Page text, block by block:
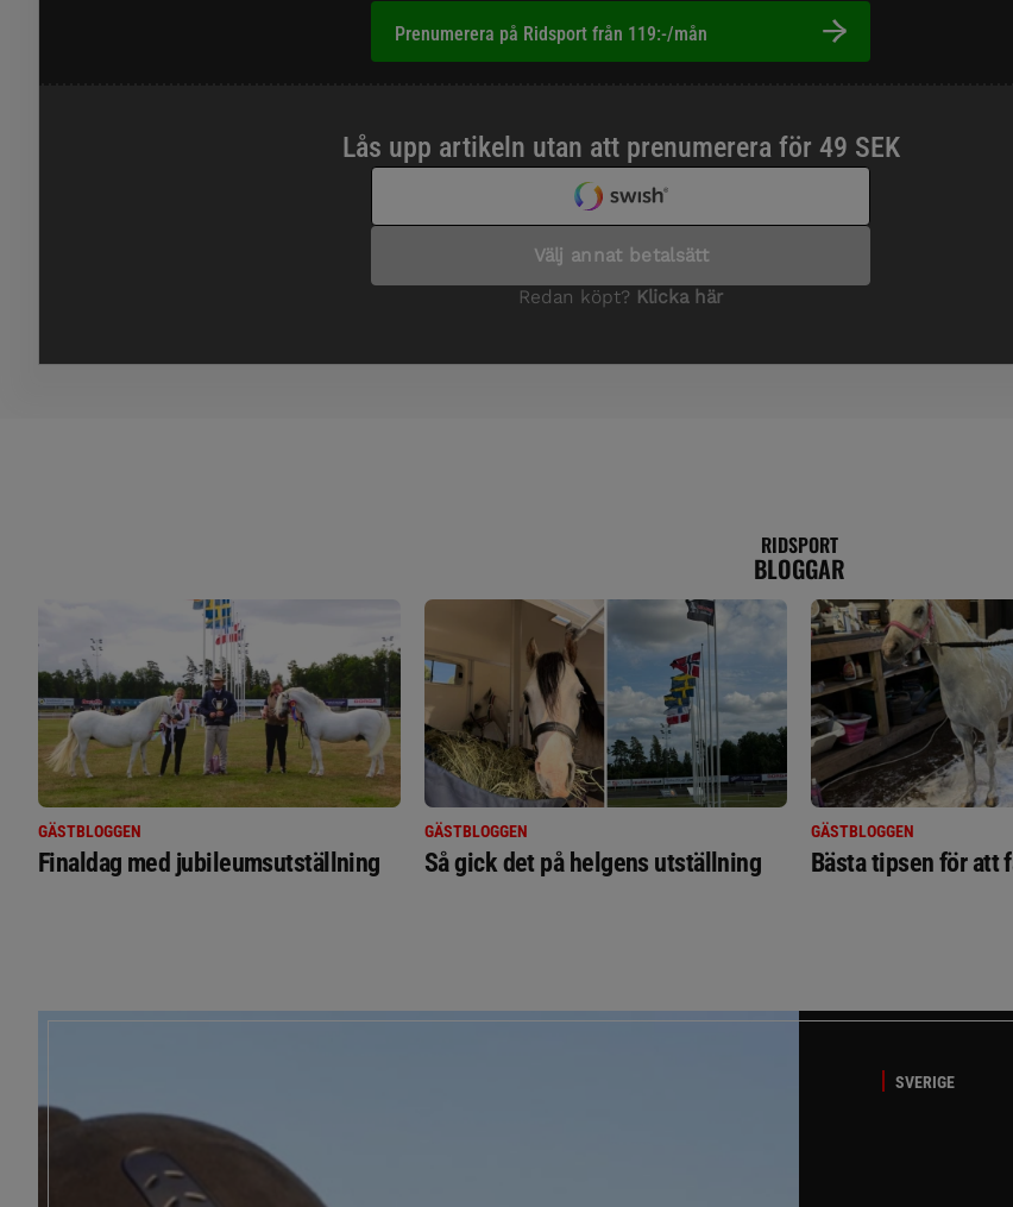
Prenumerera på Ridsport från 119:-/mån
RIDSPORT
BLOGGAR
GÄSTBLOGGEN
Finaldag med jubileumsutställning
GÄSTBLOGGEN
Så gick det på helgens utställning
GÄSTBLOGGEN
Bästa tipsen för att
SVERIGE